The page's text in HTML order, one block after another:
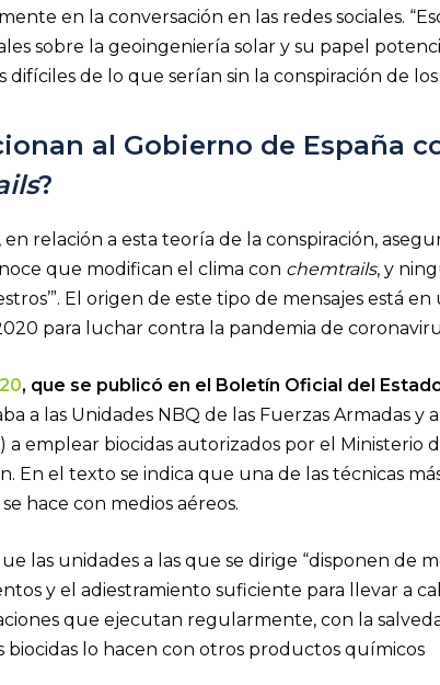
en la conversación en las redes sociales.
sobre la geoingeniería solar y su papel
difíciles de lo que serían sin la conspiración de los
al Gobierno de España
?
relación a esta teoría de la conspiración,
que modifican el clima con chemtrails, y
El origen de este tipo de mensajes está
para luchar contra la pandemia de
, que se publicó en el Boletín Oficial del
a las Unidades NBQ de las Fuerzas Armadas y
a emplear biocidas autorizados por el Ministerio
En el texto se indica que una de las técnicas
hace con medios aéreos.
las unidades a las que se dirige “disponen de
y el adiestramiento suficiente para llevar a
que ejecutan regularmente, con la
lo hacen con otros productos químicos